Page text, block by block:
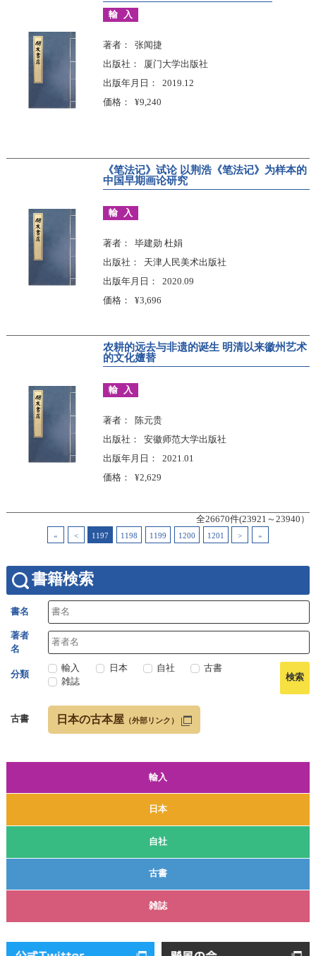
輸入
日本
自社
古書
雑誌
輸入
著者
张闻捷
出版社
厦门大学出版社
出版年月日
2019.12
価格
¥9,240
《笔法记》试论 以荆浩《笔法记》为样本的
中国早期画论研究
輸入
著者
毕建勋 杜娟
出版社
天津人民美术出版社
出版年月日
2020.09
価格
¥3,696
农耕的远去与非遗的诞生 明清以来徽州艺术
的文化嬗替
輸入
著者
陈元贵
出版社
安徽师范大学出版社
出版年月日
2021.01
価格
¥2,629
全26670件(23921～23940）
« < 1197 1198 1199 1200 1201 > »
書籍検索
書名
著者
名
分類
輸入 日本 自社
古書
雑誌
古書 日本の古本屋 （外部リンク）